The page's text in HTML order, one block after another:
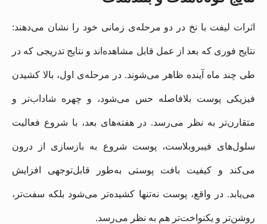
اثرات لیفت با نخ در دو مرحله‌ی زمانی خود را نشان می‌دهند:
نتایج فوری که بعد از عمل قابل مشاهده‌اند و نتایج تدریجی که در
طی چند ماه آینده ظاهر می‌شوند. در مرحله‌ی اول، بالا کشیدن
فیزیکی پوست بلافاصله حس می‌شود، و چهره شاداب‌تر و
متقارن‌تر به نظر می‌رسد. در هفته‌های بعد، با شروع فعالیت
سلول‌های فیبروبلاست، پوست شروع به بازسازی از درون
می‌کند و کیفیت بافت پوستی به‌طور قابل‌توجهی افزایش
می‌یابد. در واقع، پوست نه‌تنها کشیده‌تر می‌شود بلکه سفت‌تر،
روشن‌تر و یکنواخت‌تر هم به نظر می‌رسد.